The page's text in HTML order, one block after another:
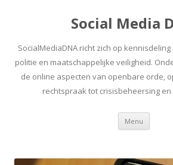
Social Media
SocialMediaDNA richt zich op
politie en maatschappelijke veiligheid.
de online aspecten van openbare orde,
rechtspraak tot crisisbeheersing en
Menu Spring
inhoud